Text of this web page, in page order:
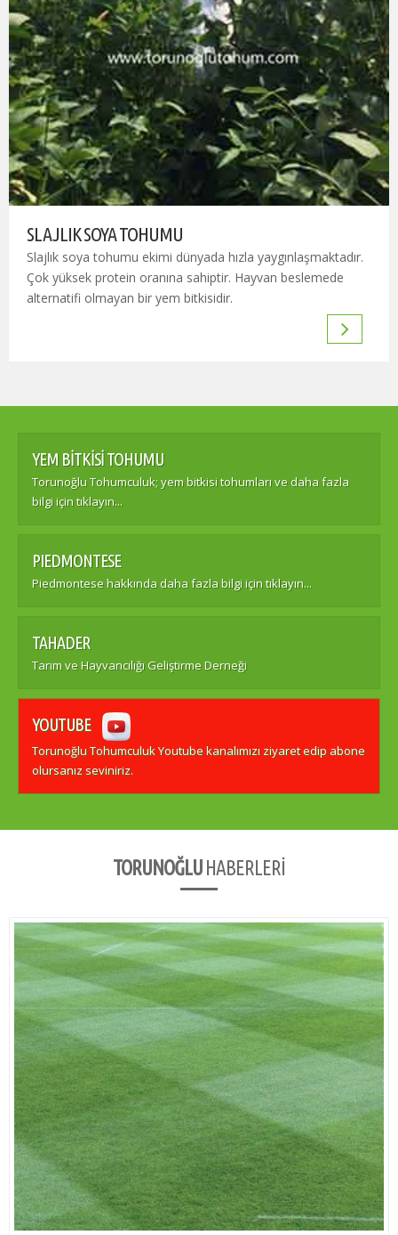
SLAJLIK SOYA TOHUMU
Slajlık soya tohumu ekimi dünyada hızla yaygınlaşmaktadır.
Çok yüksek protein oranına sahiptir. Hayvan beslemede
alternatifi olmayan bir yem bitkisidir.
YEM BİTKİSİ TOHUMU
Torunoğlu Tohumculuk; yem bitkisi tohumları ve daha fazla
bilgi için tıklayın...
PIEDMONTESE
Piedmontese hakkında daha fazla bilgi için tıklayın...
TAHADER
Tarım ve Hayvancılığı Geliştirme Derneği
YOUTUBE
Torunoğlu Tohumculuk Youtube kanalımızı ziyaret edip abone
olursanız seviniriz.
TORUNOĞLU HABERLERİ